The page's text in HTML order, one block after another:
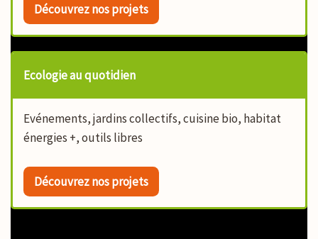
Découvrez nos projets
Ecologie au quotidien
Evénements, jardins collectifs, cuisine bio, habitat
énergies +, outils libres
Découvrez nos projets